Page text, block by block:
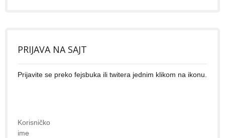
PRIJAVA NA SAJT
Prijavite se preko fejsbuka ili twitera jednim klikom na ikonu.
Korisničko
ime